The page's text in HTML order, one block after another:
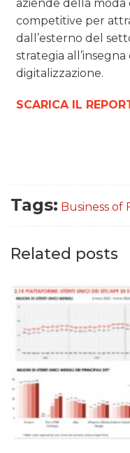
aziende della moda
competitive per
dall’esterno del
strategia all’insegna
digitalizzazione.
SCARICA IL
Tags: Business of
Related posts